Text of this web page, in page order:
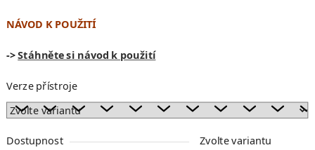
NÁVOD K POUŽITÍ
->Stáhněte si návod k použití
Verze přístroje
Dostupnost
Zvolte variantu